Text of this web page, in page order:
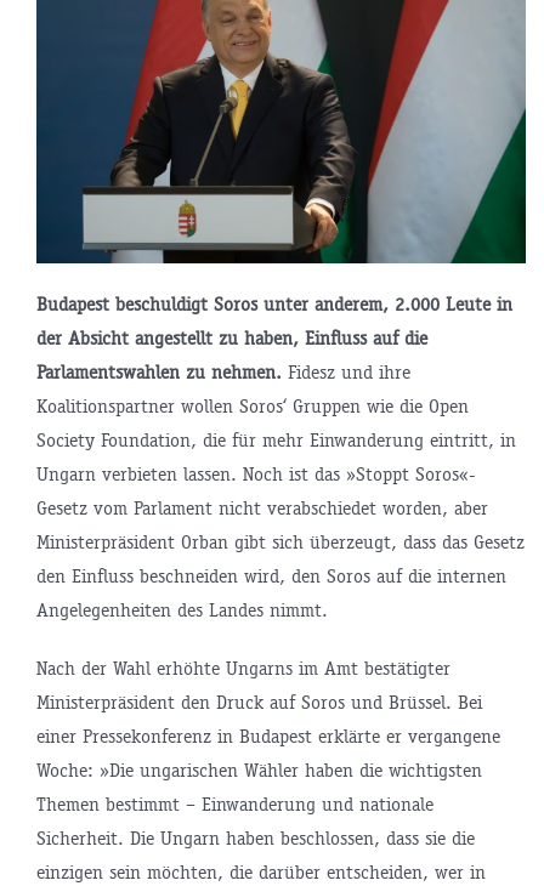
Budapest beschuldigt Soros unter anderem, 2.000 Leute in
der Absicht angestellt zu haben, Einfluss auf die
Parlamentswahlen zu nehmen. Fidesz und ihre
Koalitionspartner wollen Soros‘ Gruppen wie die Open
Society Foundation, die für mehr Einwanderung eintritt, in
Ungarn verbieten lassen. Noch ist das »Stoppt Soros«-
Gesetz vom Parlament nicht verabschiedet worden, aber
Ministerpräsident Orban gibt sich überzeugt, dass das Gesetz
den Einfluss beschneiden wird, den Soros auf die internen
Angelegenheiten des Landes nimmt.
Nach der Wahl erhöhte Ungarns im Amt bestätigter
Ministerpräsident den Druck auf Soros und Brüssel. Bei
einer Pressekonferenz in Budapest erklärte er vergangene
Woche: »Die ungarischen Wähler haben die wichtigsten
Themen bestimmt – Einwanderung und nationale
Sicherheit. Die Ungarn haben beschlossen, dass sie die
einzigen sein möchten, die darüber entscheiden, wer in